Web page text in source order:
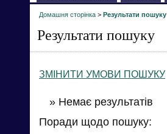
Домашня сторінка > Результати пошуку
Результати пошуку
ЗМІНИТИ УМОВИ ПОШУКУ
» Немає результатів
Поради щодо пошуку: